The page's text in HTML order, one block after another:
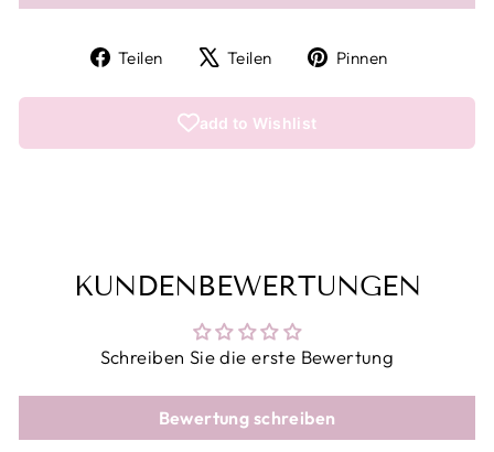
Teilen
Auf
teilen
Teilen
Auf
twittern
Pinnen
pinnen
add to Wishlist
KUNDENBEWERTUNGEN
Schreiben Sie die erste Bewertung
Bewertung schreiben